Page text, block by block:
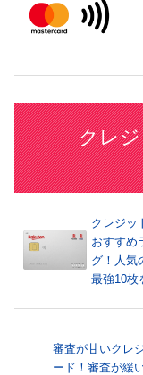
クレ
クレジッ
おすすめ
グ！人気
最強10枚
審査が甘いクレ
ード！審査が緩